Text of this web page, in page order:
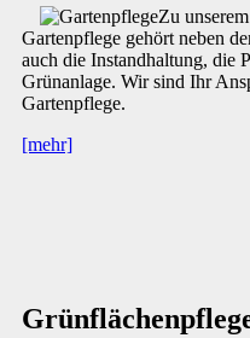
Zu
Gartenpflege gehört neben
auch die Instandhaltung, die
Grünanlage. Wir sind Ihr
Gartenpflege.
[mehr]